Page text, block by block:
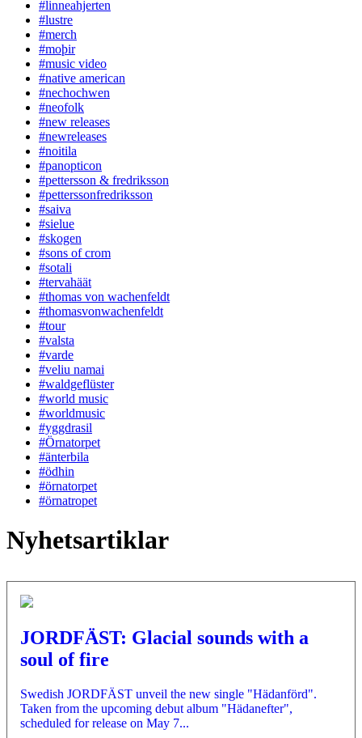
#linneahjerten
#lustre
#merch
#moþir
#music video
#native american
#nechochwen
#neofolk
#new releases
#newreleases
#noitila
#panopticon
#pettersson & fredriksson
#petterssonfredriksson
#saiva
#sielue
#skogen
#sons of crom
#sotali
#tervahäät
#thomas von wachenfeldt
#thomasvonwachenfeldt
#tour
#valsta
#varde
#veliu namai
#waldgeflüster
#world music
#worldmusic
#yggdrasil
#Örnatorpet
#änterbila
#ödhin
#örnatorpet
#örnatropet
Nyhetsartiklar
JORDFÄST: Glacial sounds with a
soul of fire
Swedish JORDFÄST unveil the new single "Hädanförd".
Taken from the upcoming debut album "Hädanefter",
scheduled for release on May 7...